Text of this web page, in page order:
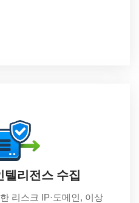
텔리전스 수집
리스크 IP·도메인, 이상